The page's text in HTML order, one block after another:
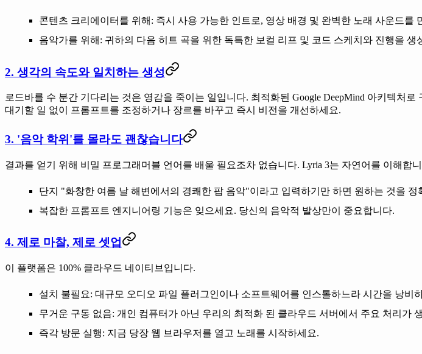
콘텐츠 크리에이터를 위해 : 즉시 사용 가능한 인트로, 영상 배경 및 완벽한 노래 사운드를
음악가를 위해 : 귀하의 다음 히트 곡을 위한 독특한 보컬 리프 및 코드 스케치와 진행을 생
2. 생각의 속도와 일치하는 생성
로드바를 수 분간 기다리는 것은 영감을 죽이는 일입니다. 최적화된 Google DeepMind 아키텍처 로
대기할 일 없이 프롬프트를 조정하거나 장르를 바꾸고 즉시 비전을 개선하세요.
3. '음악 학위'를 몰라도 괜찮습니다
결과를 얻기 위해 비밀 프로그래머블 언어를 배울 필요조차 없습니다. Lyria 3는 자연어 를 이해합
단지 "화창한 여름 날 해변에서의 경쾌한 팝 음악"이라고 입력하기만 하면 원하는 것을 정
복잡한 프롬프트 엔지니어링 기능은 잊으세요. 당신의 음악적 발상만이 중요합니다.
4. 제로 마찰, 제로 셋업
이 플랫폼은 100% 클라우드 네이티브 입니다.
설치 불필요: 대규모 오디오 파일 플러그인이나 소프트웨어를 인스톨하느라 시간을 낭비
무거운 구동 없음: 개인 컴퓨터가 아닌 우리의 최적화 된 클라우드 서버에서 주요 처리가
즉각 방문 실행: 지금 당장 웹 브라우저를 열고 노래를 시작하세요.